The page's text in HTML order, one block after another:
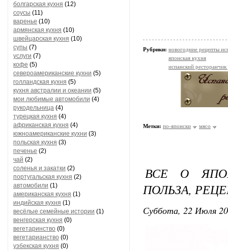
болгарская кухня (12)
соусы (11)
варенье (10)
армянская кухня (10)
швейцарская кухня (10)
супы (7)
услуги (7)
кофе (5)
североамериканские кухни (5)
голландская кухня (5)
кухня австралии и океании (5)
мои любимые автомобили (4)
рукодельница (4)
турецкая кухня (4)
африканская кухня (4)
южноамериканские кухни (3)
польская кухня (3)
печенье (2)
чай (2)
соленья и закатки (2)
португальская кухня (2)
автомобили (1)
американская кухня (1)
индийская кухня (1)
весёлые семейные истории (1)
венгерская кухня (0)
вегетаринство (0)
вегетарианство (0)
узбекская кухня (0)
Рубрики: новогодние рецепты
японская кухня
испанский
Метки: по-японски мясо
ВСЕ О
ПОЛЬЗА,
Суббота, 22 Июля